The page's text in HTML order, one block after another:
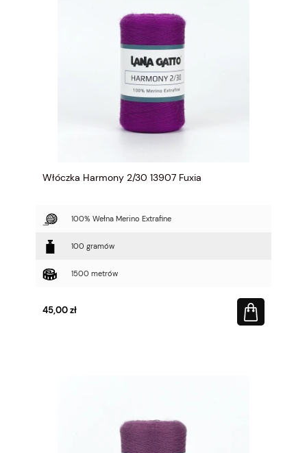
Włóczka Harmony 2/30 13907 Fuxia
100% Wełna Merino Extrafine
100 gramów
1500 metrów
45,00 zł